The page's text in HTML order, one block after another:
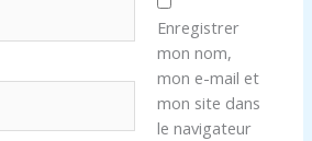
Enregistrer
mon nom,
mon e-mail et
mon site dans
le navigateur